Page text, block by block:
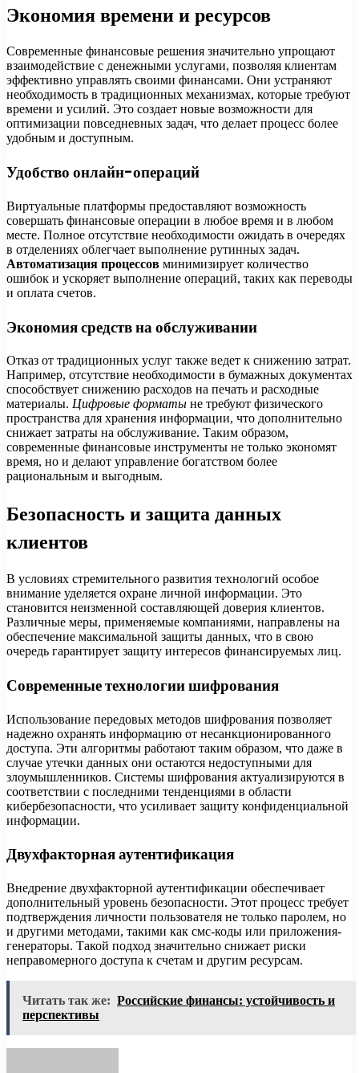
Экономия времени и ресурсов
Современные финансовые решения значительно упрощают
взаимодействие с денежными услугами, позволяя клиентам
эффективно управлять своими финансами. Они устраняют
необходимость в традиционных механизмах, которые требуют
времени и усилий. Это создает новые возможности для
оптимизации повседневных задач, что делает процесс более
удобным и доступным.
Удобство онлайн-операций
Виртуальные платформы предоставляют возможность
совершать финансовые операции в любое время и в любом
месте. Полное отсутствие необходимости ожидать в очередях
в отделениях облегчает выполнение рутинных задач.
Автоматизация процессов минимизирует количество
ошибок и ускоряет выполнение операций, таких как переводы
и оплата счетов.
Экономия средств на обслуживании
Отказ от традиционных услуг также ведет к снижению затрат.
Например, отсутствие необходимости в бумажных документах
способствует снижению расходов на печать и расходные
материалы. Цифровые форматы не требуют физического
пространства для хранения информации, что дополнительно
снижает затраты на обслуживание. Таким образом,
современные финансовые инструменты не только экономят
время, но и делают управление богатством более
рациональным и выгодным.
Безопасность и защита данных
клиентов
В условиях стремительного развития технологий особое
внимание уделяется охране личной информации. Это
становится неизменной составляющей доверия клиентов.
Различные меры, применяемые компаниями, направлены на
обеспечение максимальной защиты данных, что в свою
очередь гарантирует защиту интересов финансируемых лиц.
Современные технологии шифрования
Использование передовых методов шифрования позволяет
надежно охранять информацию от несанкционированного
доступа. Эти алгоритмы работают таким образом, что даже в
случае утечки данных они остаются недоступными для
злоумышленников. Системы шифрования актуализируются в
соответствии с последними тенденциями в области
кибербезопасности, что усиливает защиту конфиденциальной
информации.
Двухфакторная аутентификация
Внедрение двухфакторной аутентификации обеспечивает
дополнительный уровень безопасности. Этот процесс требует
подтверждения личности пользователя не только паролем, но
и другими методами, такими как смс-коды или приложения-
генераторы. Такой подход значительно снижает риски
неправомерного доступа к счетам и другим ресурсам.
Читать так же: Российские финансы: устойчивость и
перспективы